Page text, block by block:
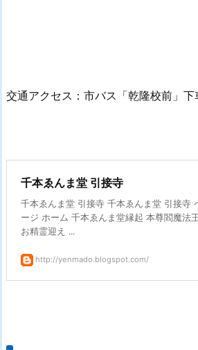
交通アクセス：市バス「乾隆校前」
千本ゑんま堂 引接寺
千本ゑんま堂 引接寺 千本ゑんま堂 引接寺
ージ ホーム 千本ゑんま堂縁起 本尊閻魔法
お精霊迎え ...
http://yenmado.blogspot.com/